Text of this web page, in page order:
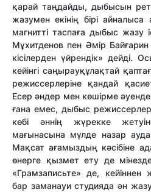
қарай таңдайды, дыбысын
жазумен екінің бірі
магнитті таспаға дыбыс жазу
Мұхитденов пен Әмір
кісілерден үйрендік» дейді.
кейінгі саңырауқұлақтай
режиссерлеріне қандай
Есер әндер мен көшірме
ғана емес, дыбыс
көбі әннің жүрекке
мағынасына мүлде назар
Мақсат ағамыздың кәсібіне
өнерге қызмет ету де
«Грамзаписьте» де,
бар заманауи студияда ән